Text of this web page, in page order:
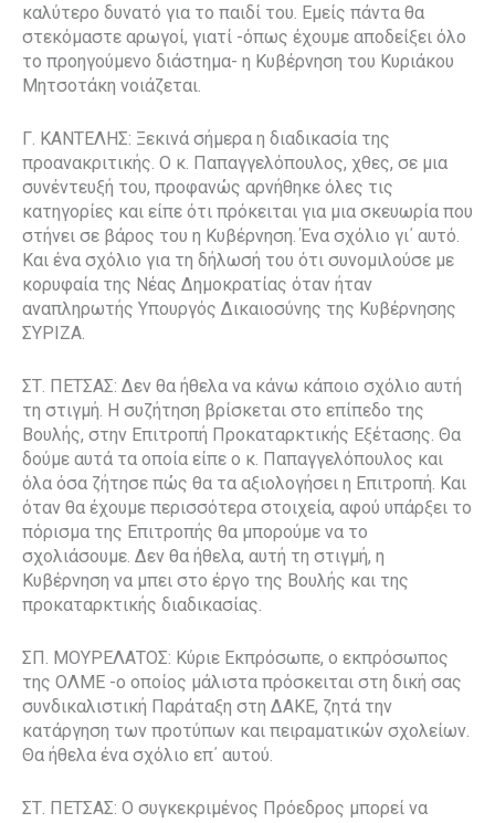
καλύτερο δυνατό για το παιδί του. Εμείς πάντα θα
στεκόμαστε αρωγοί, γιατί -όπως έχουμε αποδείξει όλο
το προηγούμενο διάστημα- η Κυβέρνηση του Κυριάκου
Μητσοτάκη νοιάζεται.
Γ. ΚΑΝΤΕΛΗΣ: Ξεκινά σήμερα η διαδικασία της
προανακριτικής. Ο κ. Παπαγγελόπουλος, χθες, σε μια
συνέντευξή του, προφανώς αρνήθηκε όλες τις
κατηγορίες και είπε ότι πρόκειται για μια σκευωρία που
στήνει σε βάρος του η Κυβέρνηση. Ένα σχόλιο γι΄ αυτό.
Και ένα σχόλιο για τη δήλωσή του ότι συνομιλούσε με
κορυφαία της Νέας Δημοκρατίας όταν ήταν
αναπληρωτής Υπουργός Δικαιοσύνης της Κυβέρνησης
ΣΥΡΙΖΑ.
ΣΤ. ΠΕΤΣΑΣ: Δεν θα ήθελα να κάνω κάποιο σχόλιο αυτή
τη στιγμή. Η συζήτηση βρίσκεται στο επίπεδο της
Βουλής, στην Επιτροπή Προκαταρκτικής Εξέτασης. Θα
δούμε αυτά τα οποία είπε ο κ. Παπαγγελόπουλος και
όλα όσα ζήτησε πώς θα τα αξιολογήσει η Επιτροπή. Και
όταν θα έχουμε περισσότερα στοιχεία, αφού υπάρξει το
πόρισμα της Επιτροπής θα μπορούμε να το
σχολιάσουμε. Δεν θα ήθελα, αυτή τη στιγμή, η
Κυβέρνηση να μπει στο έργο της Βουλής και της
προκαταρκτικής διαδικασίας.
ΣΠ. ΜΟΥΡΕΛΑΤΟΣ: Κύριε Εκπρόσωπε, ο εκπρόσωπος
της ΟΛΜΕ -ο οποίος μάλιστα πρόσκειται στη δική σας
συνδικαλιστική Παράταξη στη ΔΑΚΕ, ζητά την
κατάργηση των προτύπων και πειραματικών σχολείων.
Θα ήθελα ένα σχόλιο επ΄ αυτού.
ΣΤ. ΠΕΤΣΑΣ: Ο συγκεκριμένος Πρόεδρος μπορεί να